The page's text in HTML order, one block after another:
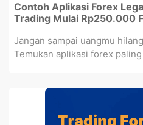
Contoh Aplikasi Forex
Trading Mulai Rp250.000
Jangan sampai uangmu
Temukan aplikasi forex